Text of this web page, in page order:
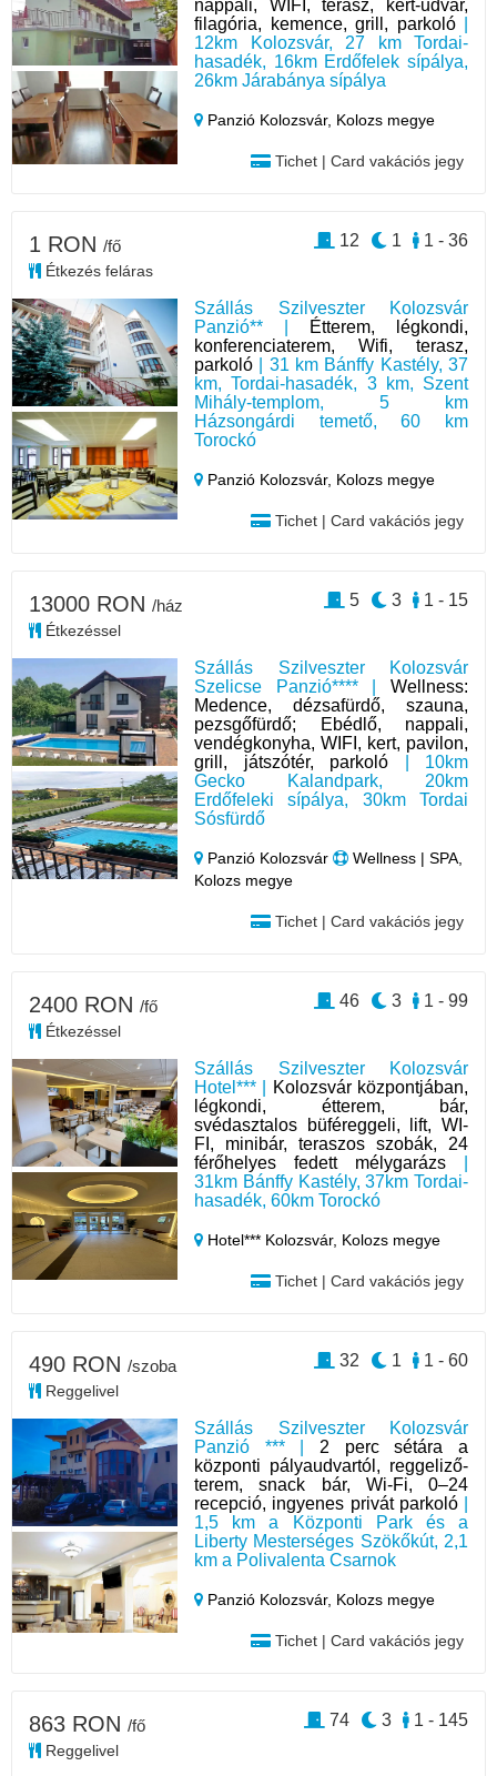
nappali, WIFI, terasz, kert-udvar,
filagória, kemence, grill, parkoló|
12km Kolozsvár, 27 km Tordai-
hasadék, 16km Erdőfelek sípálya,
26km Járabánya sípálya
Panzió Kolozsvár, Kolozs megye
Tichet | Card vakációs jegy
Szállás Szilveszter Kolozsvár
Panzió** |
Étterem, légkondi,
konferenciaterem, Wifi, terasz,
parkoló | 31 km Bánffy Kastély, 37
km, Tordai-hasadék, 3 km, Szent
Mihály-templom, 5 km
Házsongárdi temető, 60 km
Torockó
Panzió Kolozsvár, Kolozs megye
Tichet | Card vakációs jegy
1 RON /fő
Étkezés feláras
1 - 36
1
12
Szállás Szilveszter Kolozsvár
Szelicse Panzió**** | Wellness:
Medence, dézsafürdő, szauna,
pezsgőfürdő; Ebédlő, nappali,
vendégkonyha, WIFI, kert, pavilon,
grill, játszótér, parkoló | 10km
Gecko Kalandpark, 20km
Erdőfeleki sípálya, 30km Tordai
Sósfürdő
Panzió Kolozsvár
Wellness | SPA,
Kolozs megye
Tichet | Card vakációs jegy
13000 RON /ház
Étkezéssel
1 - 15
3
5
Szállás Szilveszter Kolozsvár
Hotel*** |
Kolozsvár központjában,
légkondi, étterem, bár,
svédasztalos büféreggeli, lift, WI-
FI, minibár, teraszos szobák, 24
férőhelyes fedett mélygarázs
31km Bánffy Kastély, 37km Tordai-
hasadék, 60km Torockó
Hotel*** Kolozsvár, Kolozs megye
Tichet | Card vakációs jegy
2400 RON /fő
Étkezéssel
1 - 99
3
46
Szállás Szilveszter Kolozsvár
Panzió *** | 2 perc sétára a
központi pályaudvartól, reggeliző-
terem, snack bár, Wi-Fi, 0–24
recepció, ingyenes privát parkoló|
1,5 km a Központi Park és a
Liberty Mesterséges Szökőkút, 2,1
km a Polivalenta Csarnok
Panzió Kolozsvár, Kolozs megye
Tichet | Card vakációs jegy
490 RON /szoba
Reggelivel
1 - 60
1
32
863 RON /fő
Reggelivel
1 - 145
3
74